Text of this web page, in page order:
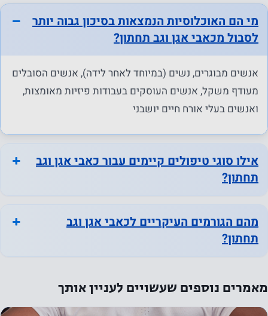
מי הם האוכלוסיות הנמצאות בסיכון גבוה יותר
לסבול מכאבי אגן וגב תחתון?
אנשים מבוגרים, נשים (במיוחד לאחר לידה), אנשים הסובלים
מעודף משקל, אנשים העוסקים בעבודות פיזיות מאומצות,
ואנשים בעלי אורח חיים יושבני
אילו סוגי טיפולים קיימים עבור כאבי אגן וגב
תחתון?
מהם הגורמים העיקריים לכאבי אגן וגב
תחתון?
מאמרים נוספים שעשויים לעניין אותך
חווית
המשתמש
על מנת
שהאתר
הטובה
במהלך
לעוגיות אלו,
פונקציונליות